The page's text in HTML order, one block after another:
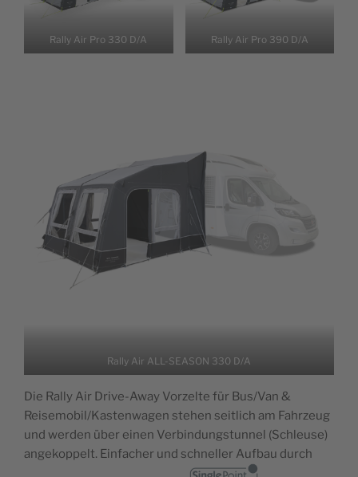
Rally Air Pro 330 D/A Rally Air Pro 390 D/A
Rally Air ALL-SEASON 330 D/A
Die Rally Air Drive-Away Vorzelte für Bus/Van &
Reisemobil/Kastenwagen stehen seitlich am Fahrzeug
und werden über einen Verbindungstunnel (Schleuse)
angekoppelt. Einfacher und schneller Aufbau durch